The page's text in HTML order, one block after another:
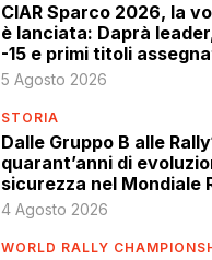
CIAR Sparco 2026, la
è lanciata: Daprà
-15 e primi titoli
5 Agosto 2026
STORIA
Dalle Gruppo B alle
quarant’anni di
sicurezza nel Mondiale
4 Agosto 2026
WORLD RALLY